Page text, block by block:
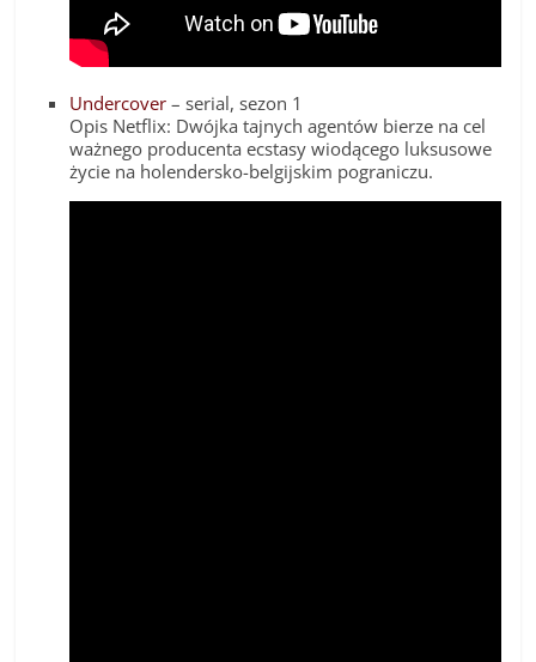
Undercover – serial, sezon 1
Opis Netflix: Dwójka tajnych agentów bierze na cel
ważnego producenta ecstasy wiodącego luksusowe
życie na holendersko-belgijskim pograniczu.